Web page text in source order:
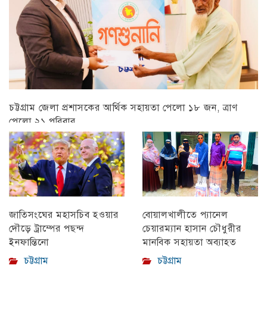
চট্টগ্রাম জেলা প্রশাসকের আর্থিক সহায়তা পেলো ১৮ জন, ত্রাণ
পেলো ২১ পরিবার
চট্টগ্রাম
জাতিসংঘের মহাসচিব হওয়ার
দৌড়ে ট্রাম্পের পছন্দ
ইনফান্তিনো
চট্টগ্রাম
বোয়ালখালীতে প্যানেল
চেয়ারম্যান হাসান চৌধুরীর
মানবিক সহায়তা অব্যাহত
চট্টগ্রাম